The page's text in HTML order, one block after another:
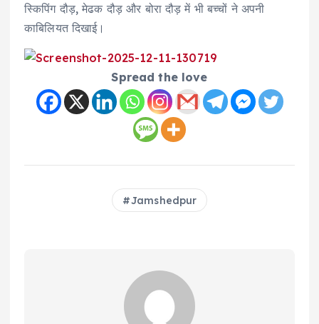
स्किपिंग दौड़, मेढक दौड़ और बोरा दौड़ में भी बच्चों ने अपनी
काबिलियत दिखाई।
Spread the love
Jamshedpur